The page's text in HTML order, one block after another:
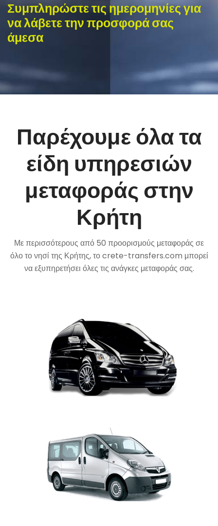
Συμπληρώστε τις ημερομηνίες για
να λάβετε την προσφορά σας
άμεσα
Παρέχουμε όλα τα
είδη υπηρεσιών
μεταφοράς στην
Κρήτη
Με περισσότερους από 50 προορισμούς μεταφοράς σε
όλο το νησί της Κρήτης, το crete-transfers.com μπορεί
να εξυπηρετήσει όλες τις ανάγκες μεταφοράς σας.